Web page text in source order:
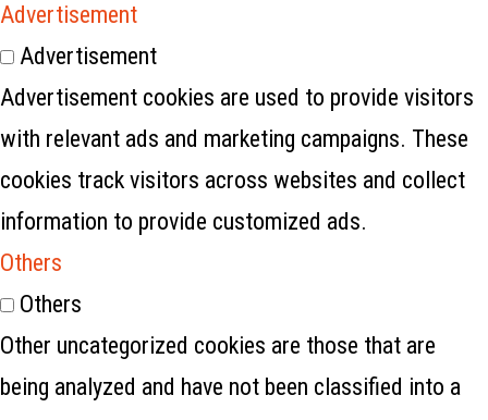
Advertisement
Advertisement
Advertisement cookies are used to provide visitors
with relevant ads and marketing campaigns. These
cookies track visitors across websites and collect
information to provide customized ads.
Others
Others
Other uncategorized cookies are those that are
being analyzed and have not been classified into a